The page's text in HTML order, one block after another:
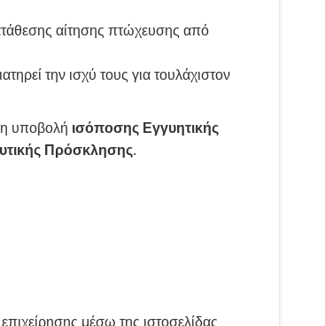
αίτησης πτώχευσης από
την ισχύ τους για τουλάχιστον
η υποβολή ισόποσης Εγγυητικής
Πρόσκλησης.
μέσω της ιστοσελίδας